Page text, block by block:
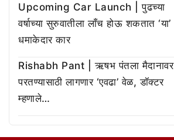
Upcoming Car Launch | पुढच्या
वर्षाच्या सुरुवातीला लाँच होऊ शकतात ‘या’
धमाकेदार कार
Rishabh Pant | ऋषभ पंतला मैदानावर
परतण्यासाठी लागणार ‘एवढा’ वेळ, डॉक्टर
म्हणाले…